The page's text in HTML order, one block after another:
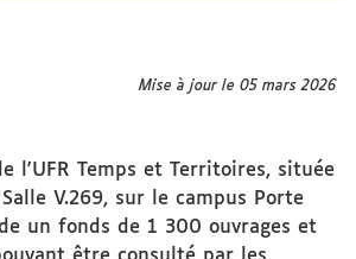
Mise à jour le 05 mars 2026
l'UFR Temps et Territoires, située
V.269, sur le campus Porte
un fonds de 1 300 ouvrages et